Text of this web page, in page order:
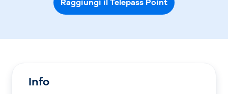
Raggiungi il Telepass Point
Info